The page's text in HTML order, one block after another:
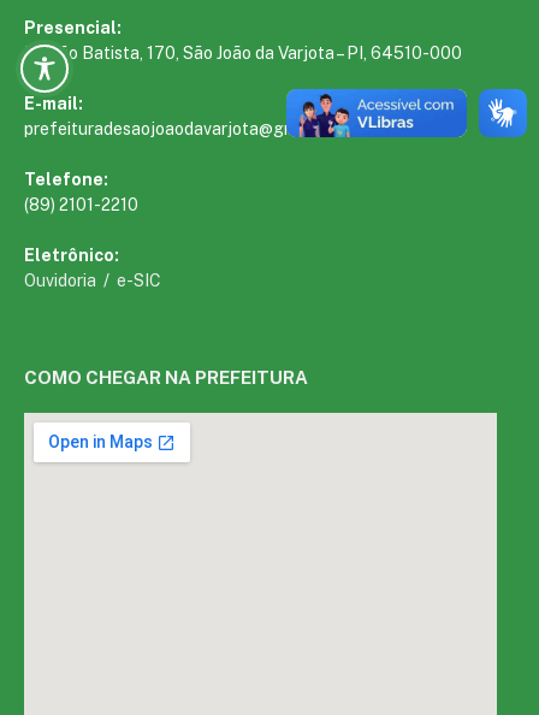
Presencial:
R. João Batista, 170, São João da Varjota – PI, 64510-000
E-mail:
prefeituradesaojoaodavarjota@gmail.com
Telefone:
(89) 2101-2210
Eletrônico:
Ouvidoria / e-SIC
COMO CHEGAR NA PREFEITURA